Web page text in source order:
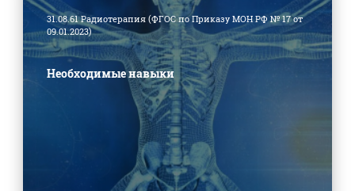
31.08.61 Радиотерапия (ФГОС по Приказу МОН РФ № 17 от
09.01.2023)
Необходимые навыки